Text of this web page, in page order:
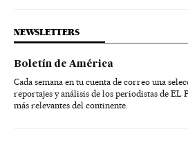
NEWSLETTERS
Boletín de América
Cada semana en tu cuenta de correo una
reportajes y análisis de los periodistas de EL
más relevantes del continente.